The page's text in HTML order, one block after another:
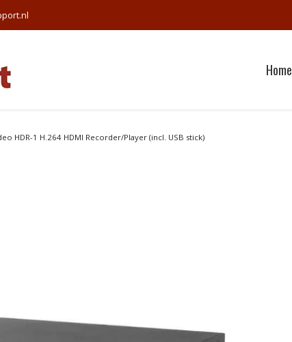
Home
HDR-1 H.264 HDMI Recorder/Player (incl. USB stick)